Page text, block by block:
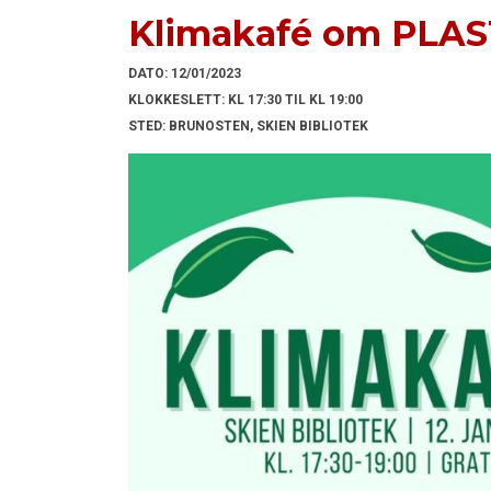
Klimakafé om
DATO: 12/01/2023
KLOKKESLETT: KL 17:30 TIL KL 19:00
STED: BRUNOSTEN, SKIEN BIBLIOTEK